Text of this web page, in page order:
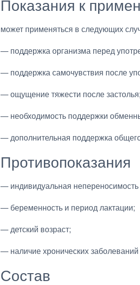
Показания к
может применяться в следующих
— поддержка организма перед
— поддержка самочувствия после
— ощущение тяжести после застолья;
— необходимость поддержки
— дополнительная поддержка
Противопоказания
— индивидуальная
— беременность и период лактации;
— детский возраст;
— наличие хронических заболеваний
Состав